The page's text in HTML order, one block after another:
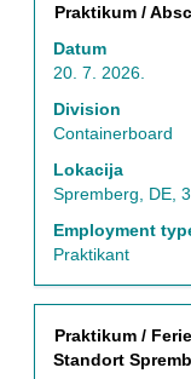
Naslov
Praktikum /
Datum
20. 7. 2026.
Division
Containerboard
Lokacija
Spremberg, DE,
Employment
Praktikant
Izaberite
razmaknicom
da
biste
prikazali
sadržaj
informacija
o
poslu.
Naslov
Praktikum /
Standort
Izaberite
s